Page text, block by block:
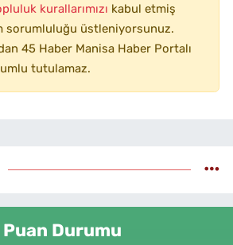
kurallarımızı kabul etmiş
sorumluluğu üstleniyorsunuz.
45 Haber Manisa Haber Portalı
tutulamaz.
Durumu